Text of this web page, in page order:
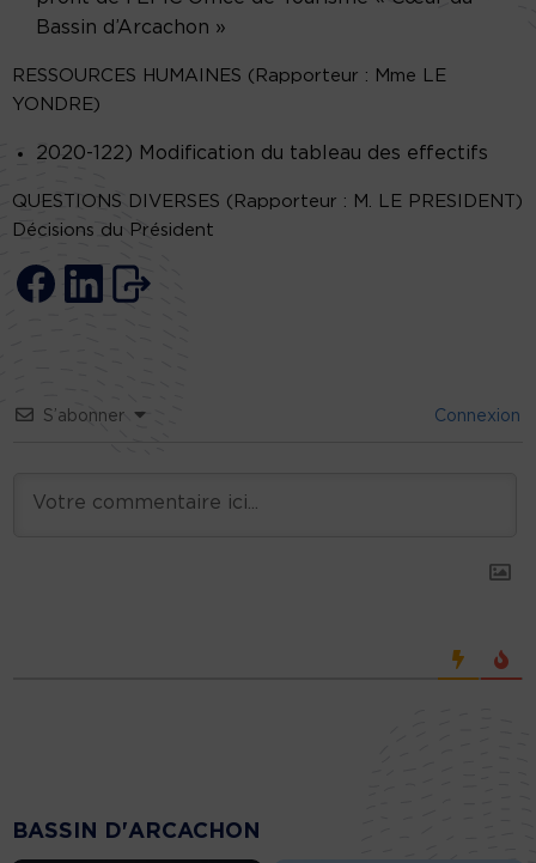
Bassin d’Arcachon »
RESSOURCES HUMAINES (Rapporteur : Mme LE
YONDRE)
2020-122) Modification du tableau des effectifs
QUESTIONS DIVERSES (Rapporteur : M. LE PRESIDENT)
Décisions du Président
S’abonner Connexion
BASSIN D'ARCACHON